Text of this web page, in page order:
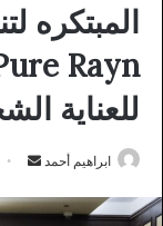
المبتكره
للعناية
ابراهيم أحمد
أرسل